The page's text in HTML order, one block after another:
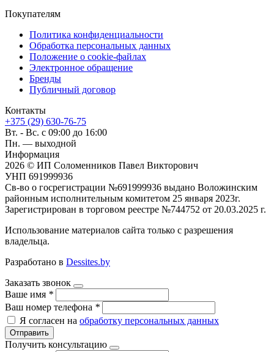
Покупателям
Политика конфиденциальности
Обработка персональных данных
Положение о cookie-файлах
Электронное обращение
Бренды
Публичный договор
Контакты
+375 (29) 630-76-75
Вт. - Вс. с 09:00 до 16:00
Пн. — выходной
Информация
2026 © ИП Соломенников Павел Викторович
УНП 691999936
Св-во о госрегистрации №691999936 выдано Воложинским
районным исполнительным комитетом 25 января 2023г.
Зарегистрирован в торговом реестре №744752 от 20.03.2025 г.
Использование материалов сайта только с разрешения
владельца.
Разработано в Dessites.by
Заказать звонок
Ваше имя *
Ваш номер телефона *
Я согласен на обработку персональных данных
Отправить
Получить консультацию